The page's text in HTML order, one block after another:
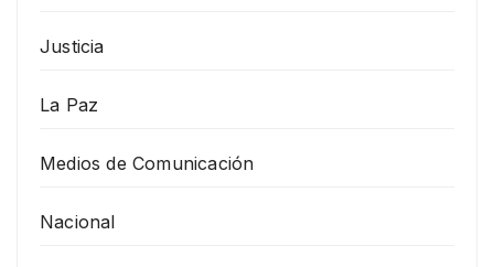
Justicia
La Paz
Medios de Comunicación
Nacional